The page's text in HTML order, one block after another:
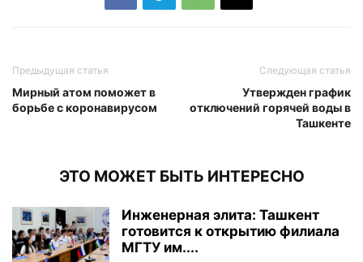
Предыдущая статья
Мирный атом поможет в
борьбе с коронавирусом
Следующая статья
Утвержден график
отключений горячей воды в
Ташкенте
ЭТО МОЖЕТ БЫТЬ ИНТЕРЕСНО
Инженерная элита: Ташкент
готовится к открытию филиала
МГТУ им....